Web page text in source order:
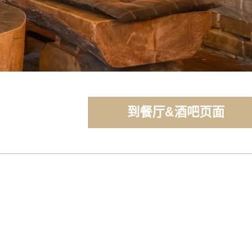
到餐厅&酒吧页面